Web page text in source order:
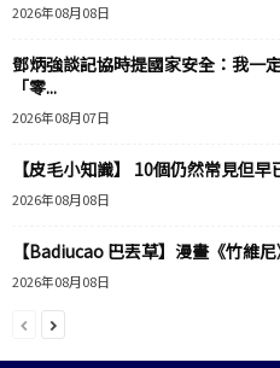
2026年08月08日
鄧炳強談記協時提國家安全：我
「零...
2026年08月07日
【皮毛小知識】 10個仍然常見但
2026年08月08日
【Badiucao 巴丟草】漫畫《竹維尼
2026年08月08日